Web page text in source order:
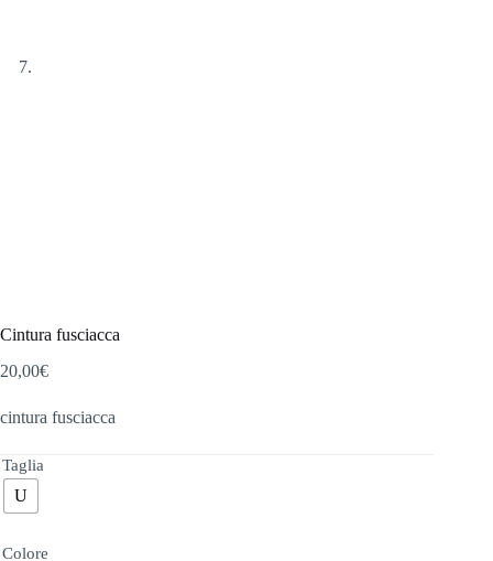
Cintura fusciacca
20,00€
cintura fusciacca
Taglia
U
Colore